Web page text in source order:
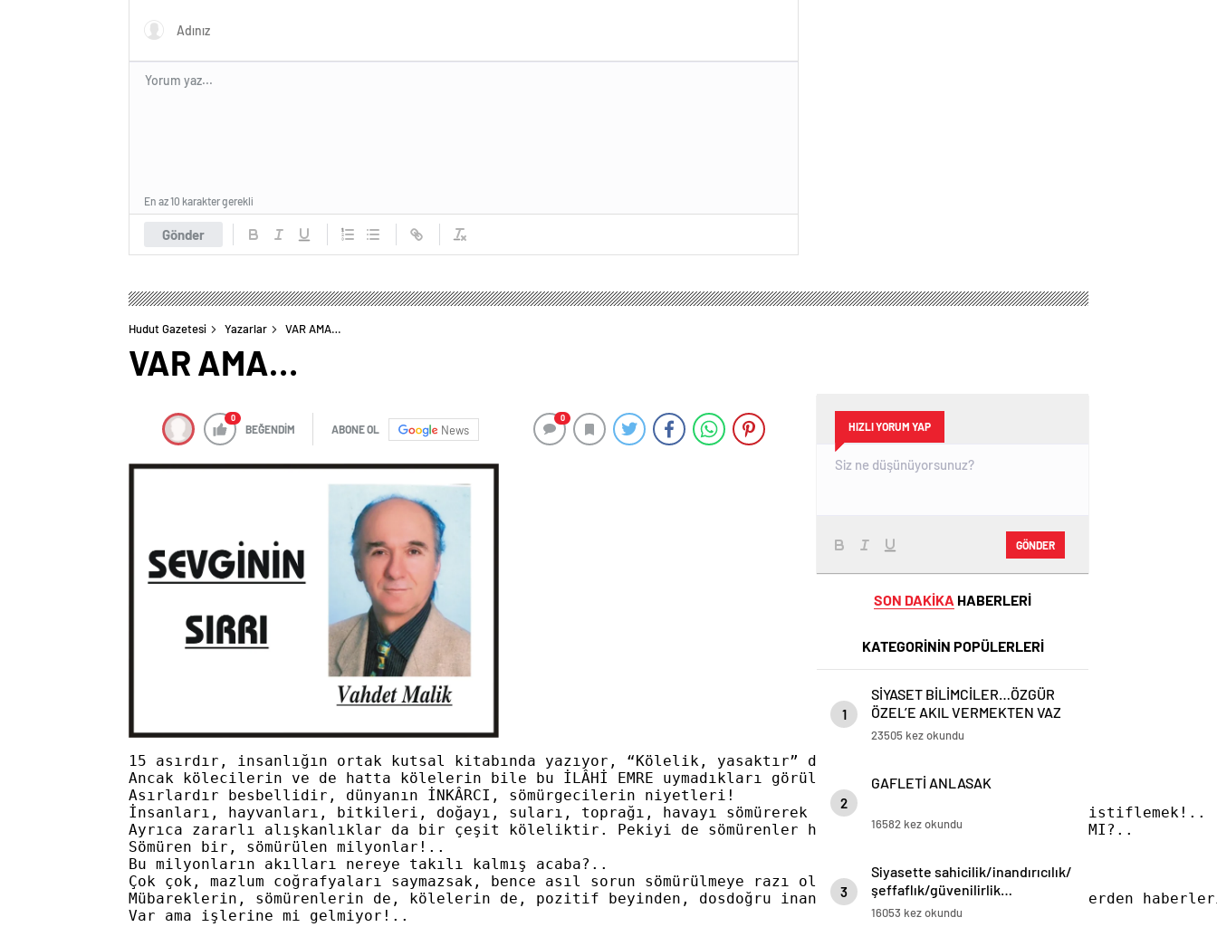
Gönder
En az 10 karakter gerekli
Hudut Gazetesi Yazarlar VAR AMA…
VAR AMA…
0
BEĞENDİM ABONE OL News
0
15 asırdır, insanlığın ortak kutsal kitabında yazıyor, “Kölelik, yasaktır” diye.
Ancak kölecilerin ve de hatta kölelerin bile bu İLÂHİ EMRE uymadıkları görülüyor!..
Asırlardır besbellidir, dünyanın İNKÂRCI, sömürgecilerin niyetleri!
İnsanları, hayvanları, bitkileri, doğayı, suları, toprağı, havayı sömürerek mahvetmek ve kasalarına altın istiflemek!..
Ayrıca zararlı alışkanlıklar da bir çeşit köleliktir. Pekiyi de sömürenler hatalı da SÖMÜRÜLENLER HATASIZ MI?..
Sömüren bir, sömürülen milyonlar!..
Bu milyonların akılları nereye takılı kalmış acaba?..
Çok çok, mazlum coğrafyaları saymazsak, bence asıl sorun sömürülmeye razı olanlarda!..
Mübareklerin, sömürenlerin de, kölelerin de, pozitif beyinden, dosdoğru inançtan, dünyadan, tarihi gerçeklerden
Var ama işlerine mi gelmiyor!..
HIZLI YORUM YAP
GÖNDER
SON DAKİKA HABERLERİ
KATEGORİNİN POPÜLERLERİ
1
SİYASET BİLİMCİLER…ÖZGÜR
ÖZEL’E AKIL VERMEKTEN VAZ
GEÇİN..
23505 kez okundu
2
GAFLETİ ANLASAK
16582 kez okundu
3
Siyasette sahicilik/inandırıcılık/
şeffaflık/güvenilirlik…
16053 kez okundu